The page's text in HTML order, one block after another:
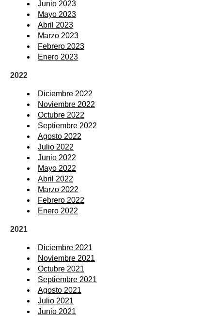
Junio 2023
Mayo 2023
Abril 2023
Marzo 2023
Febrero 2023
Enero 2023
2022
Diciembre 2022
Noviembre 2022
Octubre 2022
Septiembre 2022
Agosto 2022
Julio 2022
Junio 2022
Mayo 2022
Abril 2022
Marzo 2022
Febrero 2022
Enero 2022
2021
Diciembre 2021
Noviembre 2021
Octubre 2021
Septiembre 2021
Agosto 2021
Julio 2021
Junio 2021